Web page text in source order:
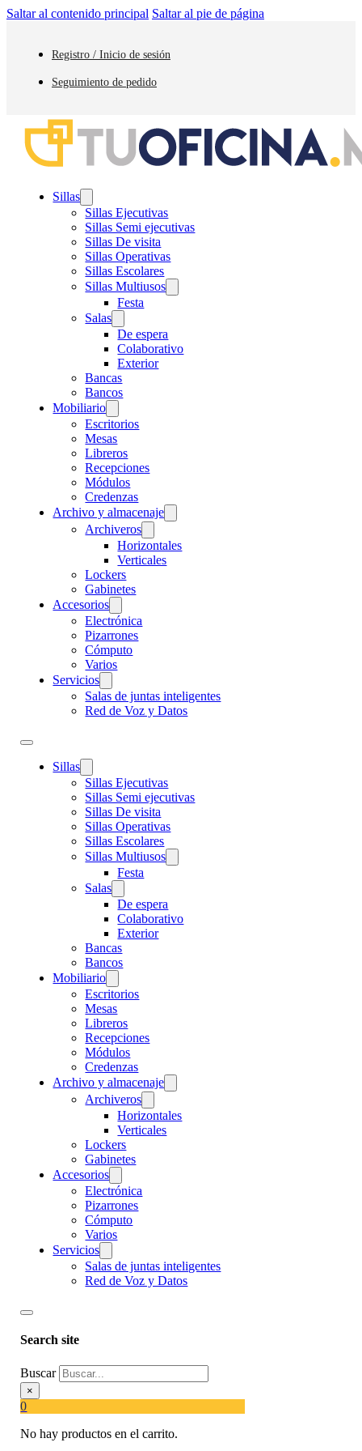
Saltar al contenido principal Saltar al pie de página
Registro / Inicio de sesión
Seguimiento de pedido
Sillas
Sillas Ejecutivas
Sillas Semi ejecutivas
Sillas De visita
Sillas Operativas
Sillas Escolares
Sillas Multiusos
Festa
Salas
De espera
Colaborativo
Exterior
Bancas
Bancos
Mobiliario
Escritorios
Mesas
Libreros
Recepciones
Módulos
Credenzas
Archivo y almacenaje
Archiveros
Horizontales
Verticales
Lockers
Gabinetes
Accesorios
Electrónica
Pizarrones
Cómputo
Varios
Servicios
Salas de juntas inteligentes
Red de Voz y Datos
Sillas
Sillas Ejecutivas
Sillas Semi ejecutivas
Sillas De visita
Sillas Operativas
Sillas Escolares
Sillas Multiusos
Festa
Salas
De espera
Colaborativo
Exterior
Bancas
Bancos
Mobiliario
Escritorios
Mesas
Libreros
Recepciones
Módulos
Credenzas
Archivo y almacenaje
Archiveros
Horizontales
Verticales
Lockers
Gabinetes
Accesorios
Electrónica
Pizarrones
Cómputo
Varios
Servicios
Salas de juntas inteligentes
Red de Voz y Datos
Search site
Buscar
×
0
No hay productos en el carrito.